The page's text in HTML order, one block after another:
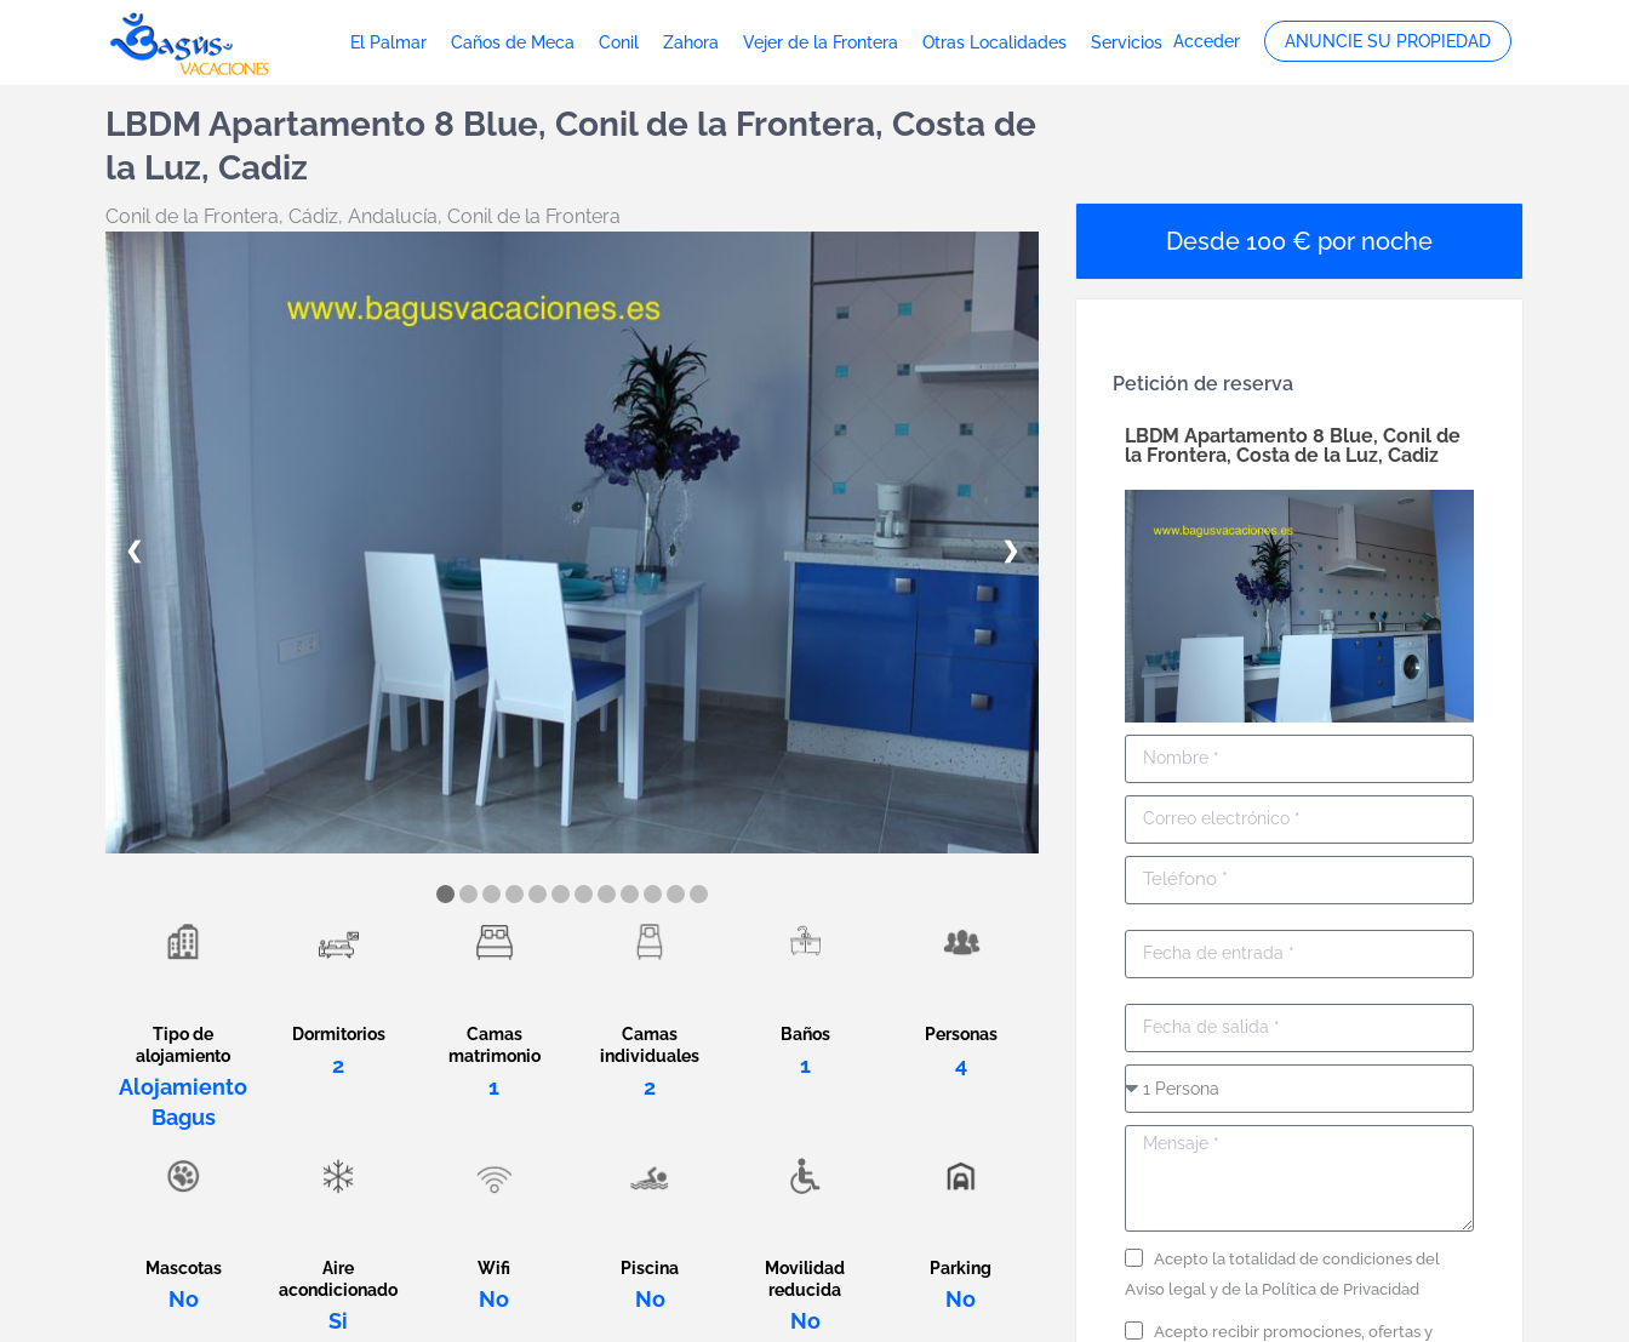
Acceder ANUNCIE SU PROPIEDAD
El Palmar Caños de Meca Conil Zahora Vejer de la Frontera Otras Localidades Servicios
LBDM Apartamento 8 Blue, Conil de la Frontera, Costa de
la Luz, Cadiz
Conil de la Frontera, Cádiz, Andalucía, Conil de la Frontera
❮ ❯
Tipo de
alojamiento
Alojamiento
Bagus
Dormitorios
2
Camas
matrimonio
1
Camas
individuales
2
Baños
1
Personas
4
Mascotas
No
Aire
acondicionado
Si
Wifi
No
Piscina
No
Movilidad
reducida
No
Parking
No
100 € por noche
Petición de reserva
LBDM Apartamento 8 Blue, Conil de
la Frontera, Costa de la Luz, Cadiz
Acepto la totalidad de condiciones del
Aviso legal y de la Política de Privacidad
Acepto recibir promociones, ofertas y